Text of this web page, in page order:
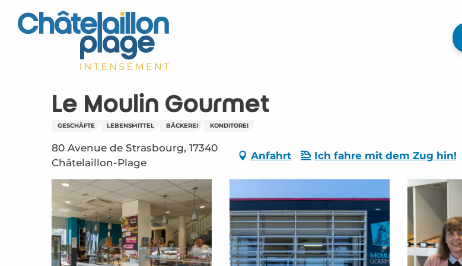
contenu
Le Moulin Gourmet
GESCHÄFTE LEBENSMITTEL BÄCKEREI KONDITOREI
80 Avenue de Strasbourg, 17340
Châtelaillon-Plage
Anfahrt Ich fahre mit dem Zug hin!